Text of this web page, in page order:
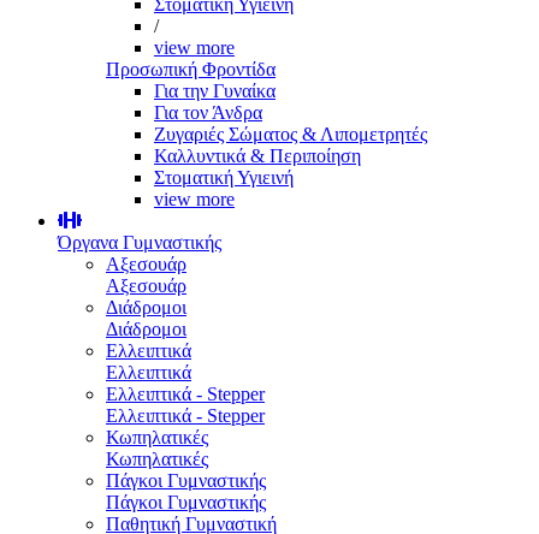
Στοματική Υγιεινή
/
view more
Προσωπική Φροντίδα
Για την Γυναίκα
Για τον Άνδρα
Ζυγαριές Σώματος & Λιπομετρητές
Καλλυντικά & Περιποίηση
Στοματική Υγιεινή
view more
Όργανα Γυμναστικής
Αξεσουάρ
Αξεσουάρ
Διάδρομοι
Διάδρομοι
Ελλειπτικά
Ελλειπτικά
Ελλειπτικά - Stepper
Ελλειπτικά - Stepper
Κωπηλατικές
Κωπηλατικές
Πάγκοι Γυμναστικής
Πάγκοι Γυμναστικής
Παθητική Γυμναστική